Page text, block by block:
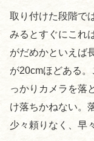
取り付けた段階で
みるとすぐにこれ
がだめかといえば
が20cmほどある
っかりカメラを落
け落ちかねない。
少々頼りなく、早